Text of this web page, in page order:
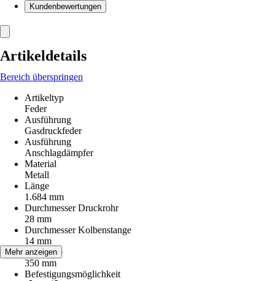
Kundenbewertungen
Artikeldetails
Bereich überspringen
Artikeltyp
Feder
Ausführung
Gasdruckfeder
Ausführung
Anschlagdämpfer
Material
Metall
Länge
1.684 mm
Durchmesser Druckrohr
28 mm
Durchmesser Kolbenstange
14 mm
Hublänge
350 mm
Befestigungsmöglichkeit
Mehr anzeigen